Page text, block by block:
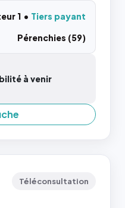
1
Tiers payant
Pérenchies (59)
à venir
Téléconsultation